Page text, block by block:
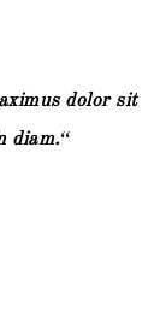
dolor sit
diam.